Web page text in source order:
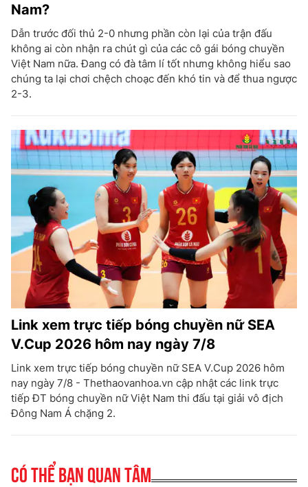
Nam?
Dẫn trước đối thủ 2-0 nhưng phần còn lại của trận đấu
không ai còn nhận ra chút gì của các cô gái bóng chuyền
Việt Nam nữa. Đang có đà tâm lí tốt nhưng không hiểu sao
chúng ta lại chơi chệch choạc đến khó tin và để thua ngược
2-3.
Link xem trực tiếp bóng chuyền nữ SEA
V.Cup 2026 hôm nay ngày 7/8
Link xem trực tiếp bóng chuyền nữ SEA V.Cup 2026 hôm
nay ngày 7/8 - Thethaovanhoa.vn cập nhật các link trực
tiếp ĐT bóng chuyền nữ Việt Nam thi đấu tại giải vô địch
Đông Nam Á chặng 2.
Có thể bạn quan tâm